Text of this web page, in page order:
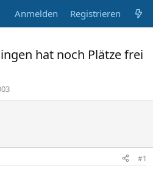
Anmelden Registrieren
hat noch Plätze frei
#1